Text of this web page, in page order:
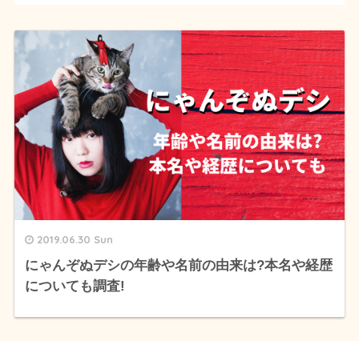
2019.06.30 Sun
にゃんぞぬデシの年齢や名前の由来は?本名や経歴
についても調査!